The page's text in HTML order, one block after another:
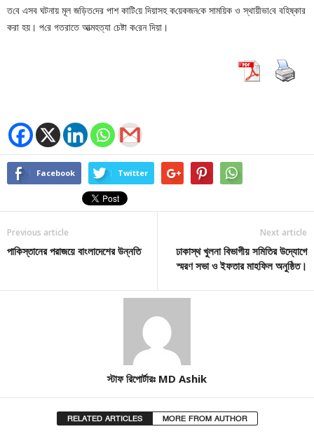
ত‌বে এসব ঘটনায় মূল জ‌ড়িত‌দের পাশ কা‌টি‌য়ে দিয়াসহ ক‌য়েকজন‌কে সাম‌য়িক ও স্থায়ীভা‌বে ব‌হিষ্কার
করা হয়। প‌রে গতরাতে আত্মহত্যা চেষ্টা ক‌রেন দিয়া।
Facebook Twitter
Previous article
পাকিস্তানের পরাজয়ে বাংলাদেশের উন্নতি
Next article
ঢাকাস্থ খুলনা বিভাগীয় সমিতির উদ্যোগে
স্মরণ সভা ও ইফতার মাহফিল অনুষ্ঠিত।
স্টাফ রিপোর্টারঃ MD Ashik
RELATED ARTICLES MORE FROM AUTHOR